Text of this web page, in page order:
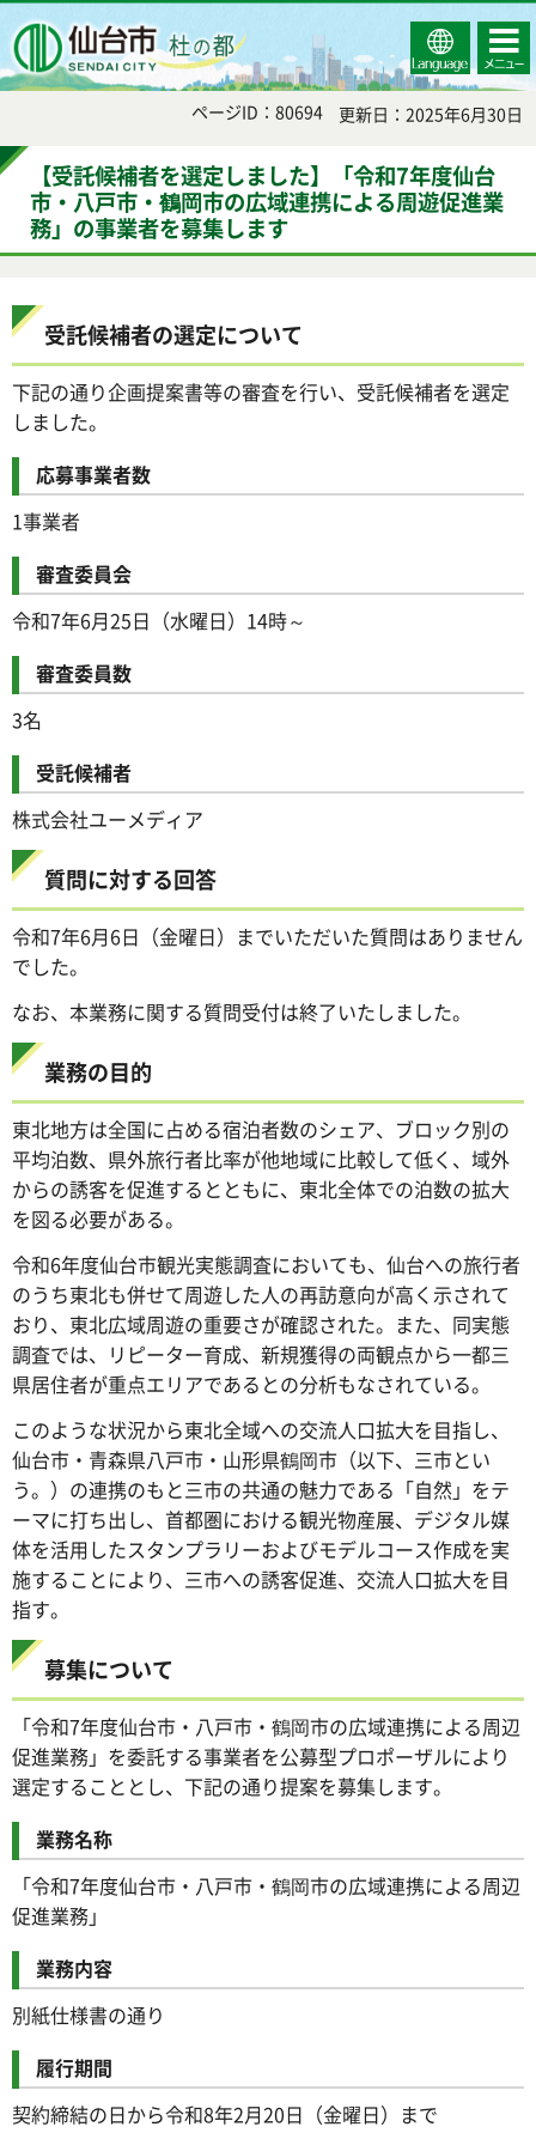
Select
Language
コンテ
ンツメ
ニュー
ページID：80694 更新日：2025年6月30日
【受託候補者を選定しました】「令和7年度仙台
市・八戸市・鶴岡市の広域連携による周遊促進業
務」の事業者を募集します
受託候補者の選定について
下記の通り企画提案書等の審査を行い、受託候補者を選定
しました。
応募事業者数
1事業者
審査委員会
令和7年6月25日（水曜日）14時～
審査委員数
3名
受託候補者
株式会社ユーメディア
質問に対する回答
令和7年6月6日（金曜日）までいただいた質問はありません
でした。
なお、本業務に関する質問受付は終了いたしました。
業務の目的
東北地方は全国に占める宿泊者数のシェア、ブロック別の
平均泊数、県外旅行者比率が他地域に比較して低く、域外
からの誘客を促進するとともに、東北全体での泊数の拡大
を図る必要がある。
令和6年度仙台市観光実態調査においても、仙台への旅行者
のうち東北も併せて周遊した人の再訪意向が高く示されて
おり、東北広域周遊の重要さが確認された。また、同実態
調査では、リピーター育成、新規獲得の両観点から一都三
県居住者が重点エリアであるとの分析もなされている。
このような状況から東北全域への交流人口拡大を目指し、
仙台市・青森県八戸市・山形県鶴岡市（以下、三市とい
う。）の連携のもと三市の共通の魅力である「自然」をテ
ーマに打ち出し、首都圏における観光物産展、デジタル媒
体を活用したスタンプラリーおよびモデルコース作成を実
施することにより、三市への誘客促進、交流人口拡大を目
指す。
募集について
「令和7年度仙台市・八戸市・鶴岡市の広域連携による周辺
促進業務」を委託する事業者を公募型プロポーザルにより
選定することとし、下記の通り提案を募集します。
業務名称
「令和7年度仙台市・八戸市・鶴岡市の広域連携による周辺
促進業務」
業務内容
別紙仕様書の通り
履行期間
契約締結の日から令和8年2月20日（金曜日）まで